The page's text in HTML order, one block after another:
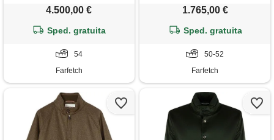
4.500,00 €
Sped. gratuita
54
Farfetch
neutri
1.765,00 €
Sped. gratuita
50-52
Farfetch